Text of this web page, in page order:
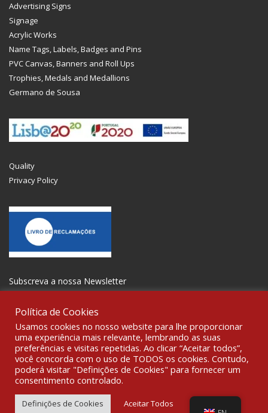
Advertising Signs
Signage
Acrylic Works
Name Tags, Labels, Badges and Pins
PVC Canvas, Banners and Roll Ups
Trophies, Medals and Medallions
Germano de Sousa
Quality
Privacy Policy
Subscreva a nossa Newsletter
GET SOCIAL
© 2021 All rights reserved Gravoplot- Recording, Printing and
Signage Ltd. WebDesign:Fibra Design.
Política de Cookies
Usamos cookies no nosso website para lhe proporcionar
uma experiência mais relevante, lembrando as suas
preferências e visitas repetidas. Ao clicar “Aceitar todos”,
você concorda com o uso de TODOS os cookies. Contudo,
poderá visitar "Definições de Cookies" para fornecer um
consentimento controlado.
Definições de Cookies Aceitar Todos